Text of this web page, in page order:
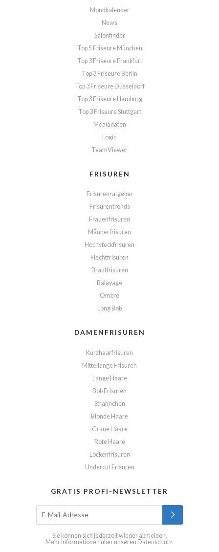
Mondkalender
News
Salonfinder
Top 5 Friseure München
Top 3 Friseure Frankfurt
Top 3 Friseure Berlin
Top 3 Friseure Düsseldorf
Top 3 Friseure Hamburg
Top 3 Friseure Stuttgart
Mediadaten
Login
TeamViewer
FRISUREN
Frisurenratgeber
Frisurentrends
Frauenfrisuren
Männerfrisuren
Hochsteckfrisuren
Flechtfrisuren
Brautfrisuren
Balayage
Ombre
Long Bob
DAMENFRISUREN
Kurzhaarfrisuren
Mittellange Frisuren
Lange Haare
Bob Frisuren
Strähnchen
Blonde Haare
Graue Haare
Rote Haare
Lockenfrisuren
Undercut Frisuren
GRATIS PROFI-NEWSLETTER
Sie können sich jederzeit wieder abmelden.
Mehr Informationen über unseren Datenschutz.